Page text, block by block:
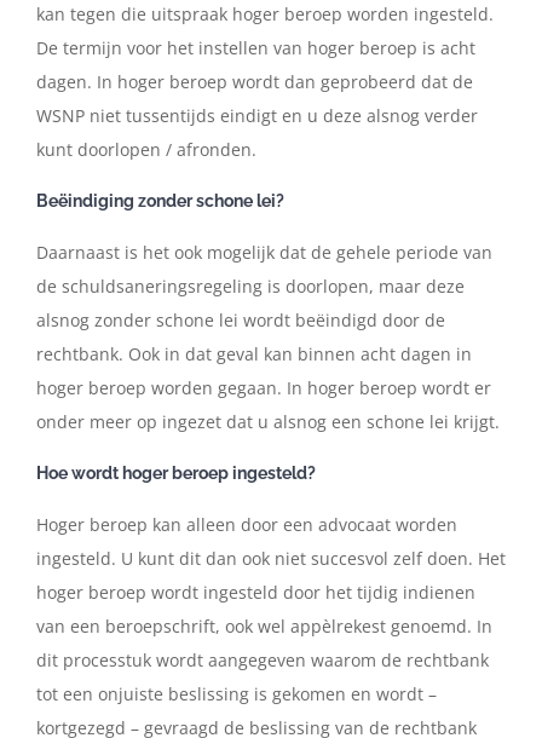
kan tegen die uitspraak hoger beroep worden ingesteld.
De termijn voor het instellen van hoger beroep is acht
dagen. In hoger beroep wordt dan geprobeerd dat de
WSNP niet tussentijds eindigt en u deze alsnog verder
kunt doorlopen / afronden.
Beëindiging zonder schone lei?
Daarnaast is het ook mogelijk dat de gehele periode van
de schuldsaneringsregeling is doorlopen, maar deze
alsnog zonder schone lei wordt beëindigd door de
rechtbank. Ook in dat geval kan binnen acht dagen in
hoger beroep worden gegaan. In hoger beroep wordt er
onder meer op ingezet dat u alsnog een schone lei krijgt.
Hoe wordt hoger beroep ingesteld?
Hoger beroep kan alleen door een advocaat worden
ingesteld. U kunt dit dan ook niet succesvol zelf doen. Het
hoger beroep wordt ingesteld door het tijdig indienen
van een beroepschrift, ook wel appèlrekest genoemd. In
dit processtuk wordt aangegeven waarom de rechtbank
tot een onjuiste beslissing is gekomen en wordt –
kortgezegd – gevraagd de beslissing van de rechtbank